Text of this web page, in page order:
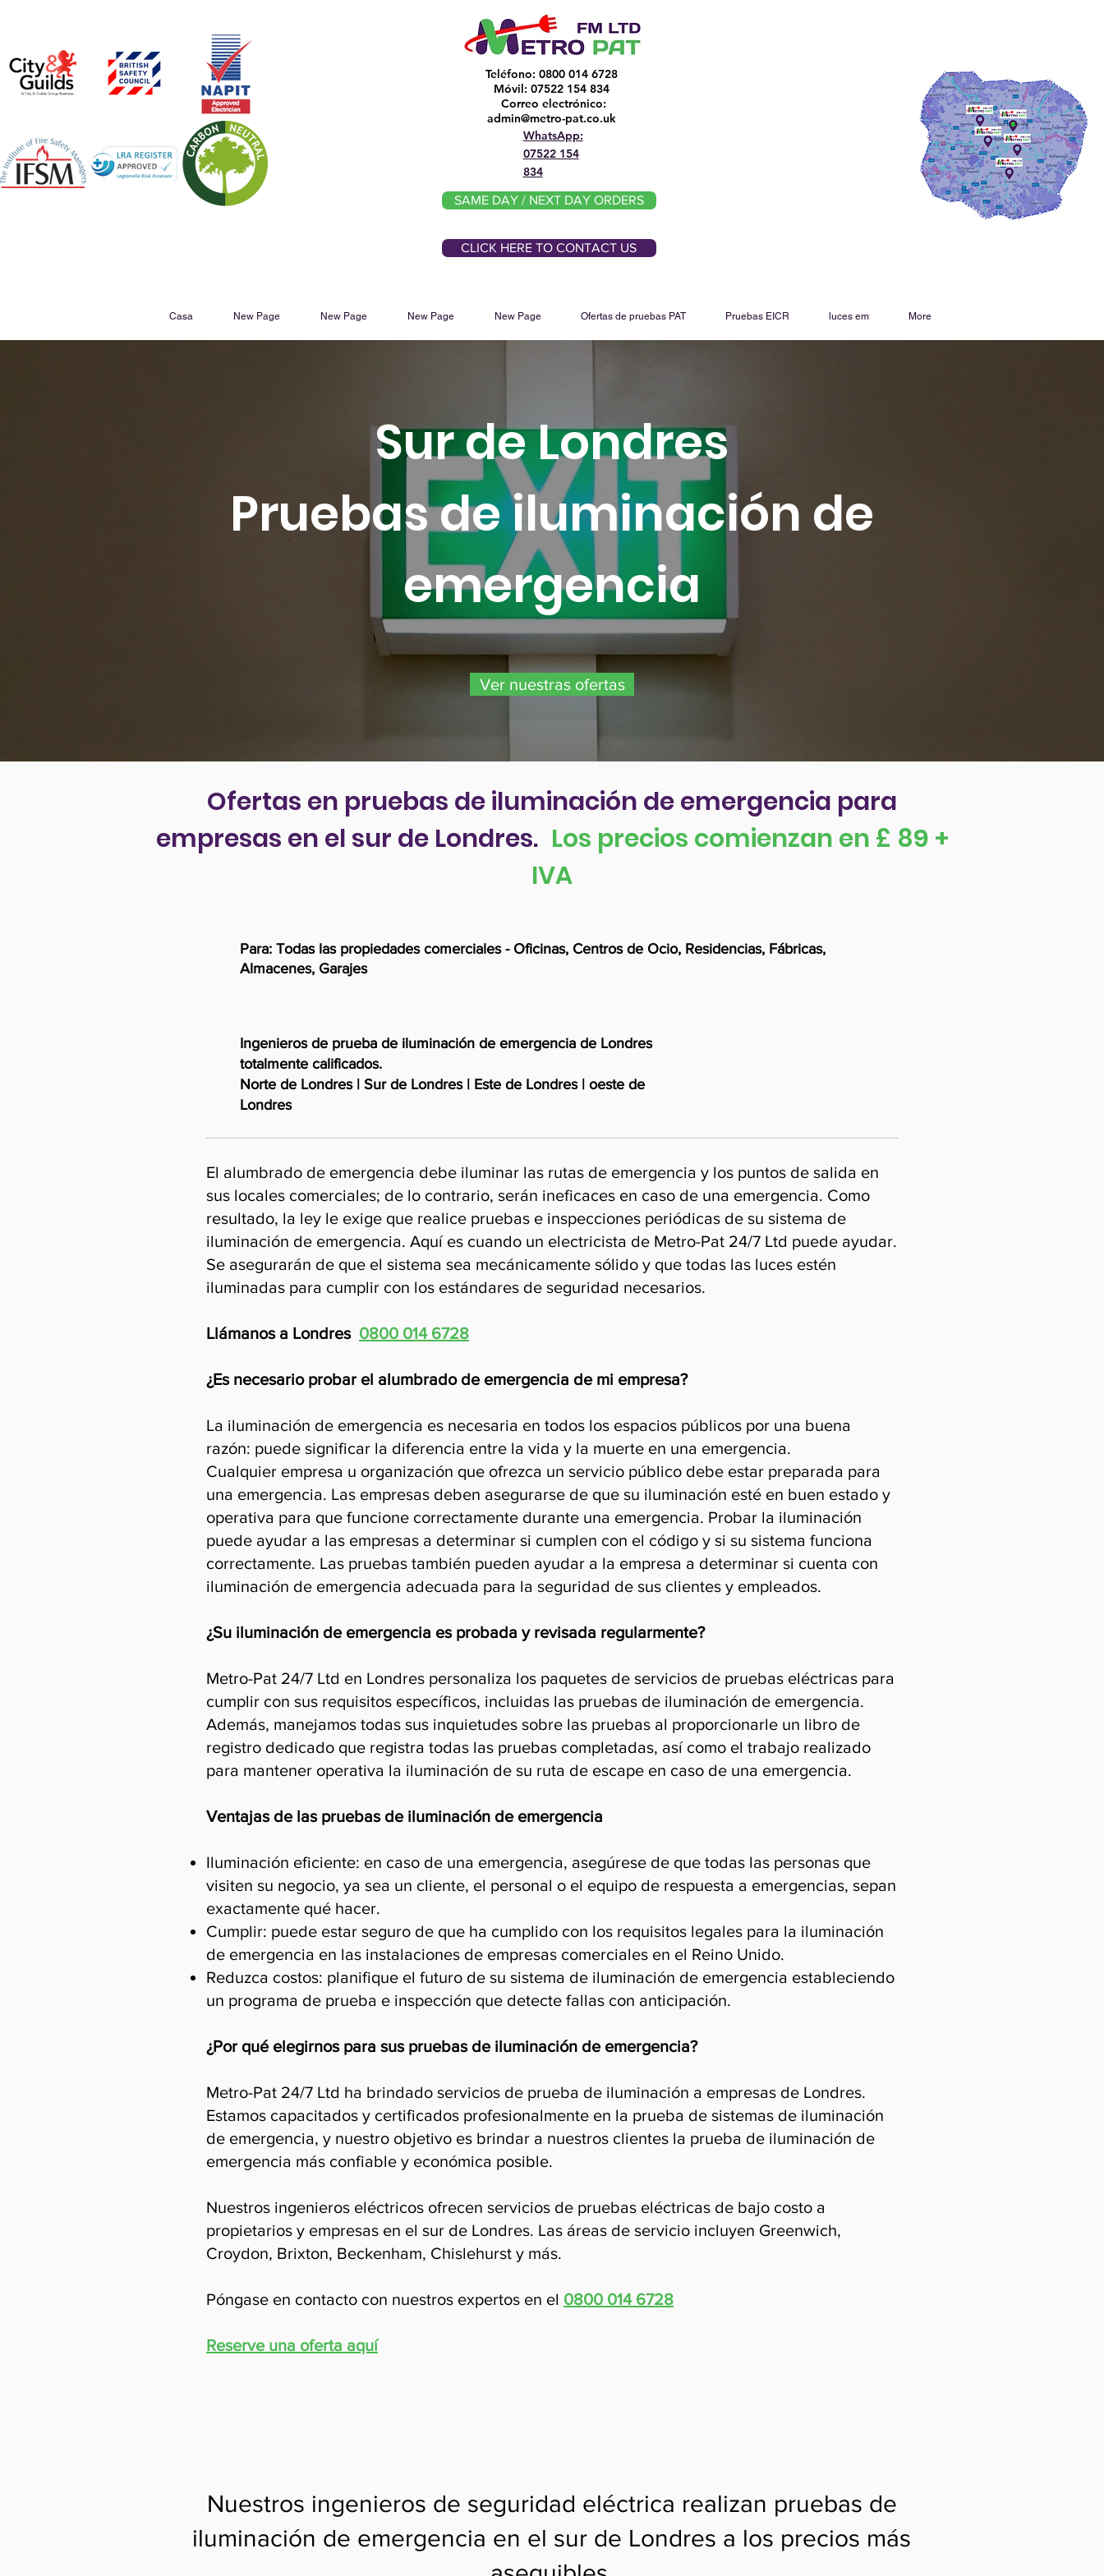
Teléfono: 0800 014 6728
Móvil: 07522 154 834
Correo electrónico:
admin@metro-pat.co.uk
WhatsApp:
07522 154
834
SAME DAY / NEXT DAY ORDERS
CLICK HERE TO CONTACT US
Casa New Page New Page New Page New Page Ofertas de pruebas PAT Pruebas EICR luces em More
Sur de Londres
Pruebas de iluminación de
emergencia
Ver nuestras ofertas
Ofertas en pruebas de iluminación de emergencia para
empresas en el sur de Londres. Los precios comienzan en £ 89 +
IVA
Para: Todas las propiedades comerciales - Oficinas, Centros de Ocio, Residencias, Fábricas,
Almacenes, Garajes
Ingenieros de prueba de iluminación de emergencia de Londres
totalmente calificados.
Norte de Londres | Sur de Londres | Este de Londres | oeste de
Londres
El alumbrado de emergencia debe iluminar las rutas de emergencia y los puntos de salida en
sus locales comerciales; de lo contrario, serán ineficaces en caso de una emergencia. Como
resultado, la ley le exige que realice pruebas e inspecciones periódicas de su sistema de
iluminación de emergencia. Aquí es cuando un electricista de Metro-Pat 24/7 Ltd puede ayudar.
Se asegurarán de que el sistema sea mecánicamente sólido y que todas las luces estén
iluminadas para cumplir con los estándares de seguridad necesarios.
Llámanos a Londres 0800 014 6728
¿Es necesario probar el alumbrado de emergencia de mi empresa?
La iluminación de emergencia es necesaria en todos los espacios públicos por una buena
razón: puede significar la diferencia entre la vida y la muerte en una emergencia.
Cualquier empresa u organización que ofrezca un servicio público debe estar preparada para
una emergencia. Las empresas deben asegurarse de que su iluminación esté en buen estado y
operativa para que funcione correctamente durante una emergencia. Probar la iluminación
puede ayudar a las empresas a determinar si cumplen con el código y si su sistema funciona
correctamente. Las pruebas también pueden ayudar a la empresa a determinar si cuenta con
iluminación de emergencia adecuada para la seguridad de sus clientes y empleados.
¿Su iluminación de emergencia es probada y revisada regularmente?
Metro-Pat 24/7 Ltd en Londres personaliza los paquetes de servicios de pruebas eléctricas para
cumplir con sus requisitos específicos, incluidas las pruebas de iluminación de emergencia.
Además, manejamos todas sus inquietudes sobre las pruebas al proporcionarle un libro de
registro dedicado que registra todas las pruebas completadas, así como el trabajo realizado
para mantener operativa la iluminación de su ruta de escape en caso de una emergencia.
Ventajas de las pruebas de iluminación de emergencia
Iluminación eficiente: en caso de una emergencia, asegúrese de que todas las personas que
visiten su negocio, ya sea un cliente, el personal o el equipo de respuesta a emergencias, sepan
exactamente qué hacer.
Cumplir: puede estar seguro de que ha cumplido con los requisitos legales para la iluminación
de emergencia en las instalaciones de empresas comerciales en el Reino Unido.
Reduzca costos: planifique el futuro de su sistema de iluminación de emergencia estableciendo
un programa de prueba e inspección que detecte fallas con anticipación.
¿Por qué elegirnos para sus pruebas de iluminación de emergencia?
Metro-Pat 24/7 Ltd ha brindado servicios de prueba de iluminación a empresas de Londres.
Estamos capacitados y certificados profesionalmente en la prueba de sistemas de iluminación
de emergencia, y nuestro objetivo es brindar a nuestros clientes la prueba de iluminación de
emergencia más confiable y económica posible.
Nuestros ingenieros eléctricos ofrecen servicios de pruebas eléctricas de bajo costo a
propietarios y empresas en el sur de Londres. Las áreas de servicio incluyen Greenwich,
Croydon, Brixton, Beckenham, Chislehurst y más.
Póngase en contacto con nuestros expertos en el 0800 014 6728
Reserve una oferta aquí
Nuestros ingenieros de seguridad eléctrica realizan pruebas de
iluminación de emergencia en el sur de Londres a los precios más